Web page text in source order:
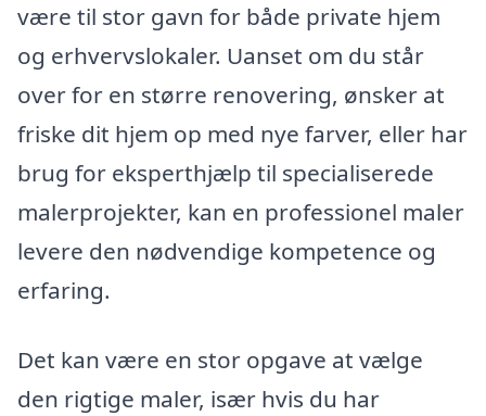
være til stor gavn for både private hjem
og erhvervslokaler. Uanset om du står
over for en større renovering, ønsker at
friske dit hjem op med nye farver, eller har
brug for eksperthjælp til specialiserede
malerprojekter, kan en professionel maler
levere den nødvendige kompetence og
erfaring.
Det kan være en stor opgave at vælge
den rigtige maler, især hvis du har